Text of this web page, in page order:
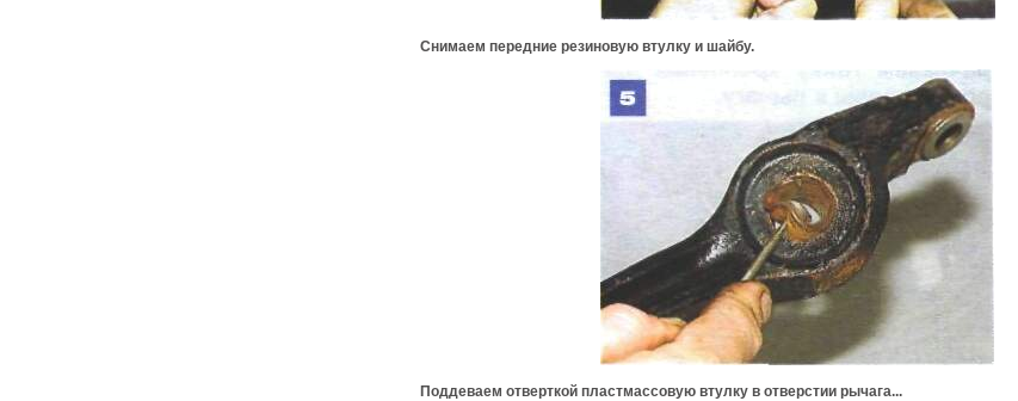
Снимаем передние резиновую втулку и шайбу.
Поддеваем отверткой пластмассовую втулку в отверстии рычага...